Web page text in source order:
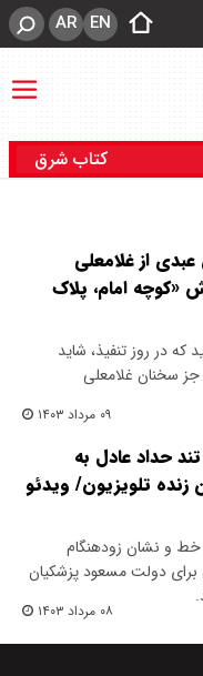
EN
AR
کتاب شرق
عبدی از غلامعلی
«کوچه امام، پلاک
در روز تنفیذ، شاید
جز سخنان غلامعلی
۰۹ مرداد ۱۴۰۳
حداد عادل به
زنده تلویزیون/ ویدئو
خط و نشان زودهنگام
برای دولت مسعود پزشکیان
۰۸ مرداد ۱۴۰۳